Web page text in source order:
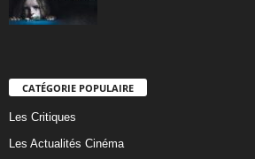
CATÉGORIE POPULAIRE
Les Critiques
Les Actualités Cinéma